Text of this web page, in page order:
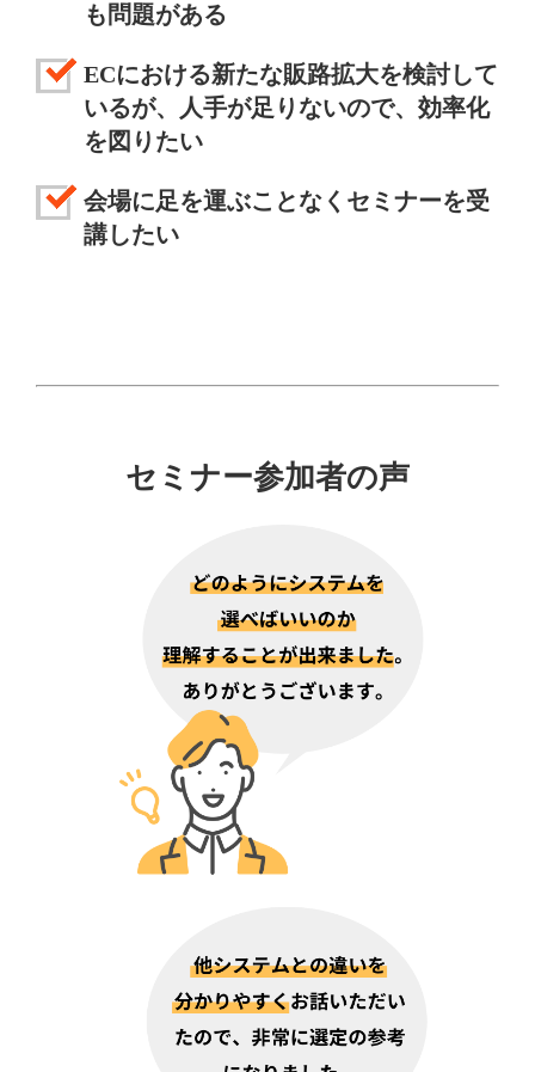
も問題がある
ECにおける新たな販路拡大を検討して
いるが、人手が足りないので、効率化
を図りたい
会場に足を運ぶことなくセミナーを受
講したい
セミナー参加者の声